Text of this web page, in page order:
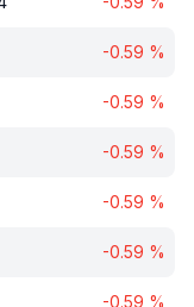
-0.59 %
-0.59 %
-0.59 %
-0.59 %
-0.59 %
-0.59 %